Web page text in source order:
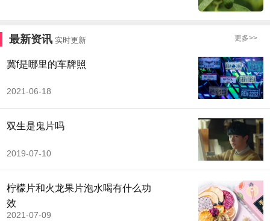
最新资讯 实时更新 更多>>
冀f是哪里的车牌照
2021-06-18
双生是鬼片吗
2019-07-10
柠檬片和火龙果片泡水喝有什么功
效
2021-07-09